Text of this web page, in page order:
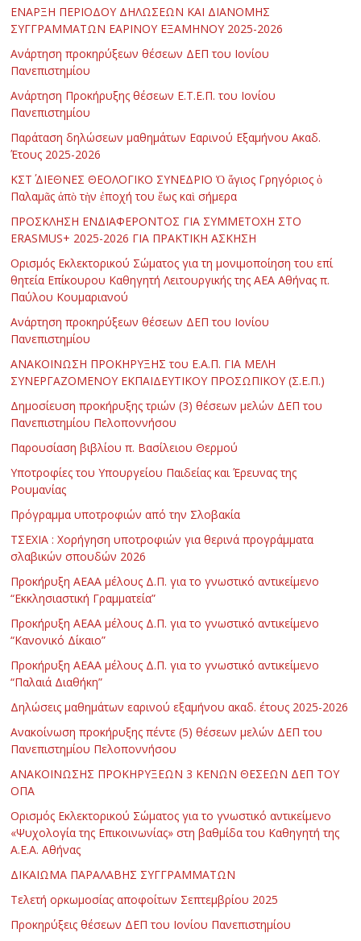
ΕΝΑΡΞΗ ΠΕΡΙΟΔΟΥ ΔΗΛΩΣΕΩΝ ΚΑΙ ΔΙΑΝΟΜΗΣ
ΣΥΓΓΡΑΜΜΑΤΩΝ ΕΑΡΙΝΟΥ ΕΞΑΜΗΝΟΥ 2025-2026
Ανάρτηση προκηρύξεων θέσεων ΔΕΠ του Ιονίου
Πανεπιστημίου
Ανάρτηση Προκήρυξης θέσεων Ε.Τ.Ε.Π. του Ιονίου
Πανεπιστημίου
Παράταση δηλώσεων μαθημάτων Εαρινού Εξαμήνου Ακαδ.
Έτους 2025-2026
ΚΣΤ΄ ΔΙΕΘΝΕΣ ΘΕΟΛΟΓΙΚΟ ΣΥΝΕΔΡΙΟ Ὁ ἅγιος Γρηγόριος ὁ
Παλαμᾶς ἀπὸ τὴν ἐποχή του ἕως καὶ σήμερα
ΠΡΟΣΚΛΗΣΗ ΕΝΔΙΑΦΕΡΟΝΤΟΣ ΓΙΑ ΣΥΜΜΕΤΟΧΗ ΣΤΟ
ERASMUS+ 2025-2026 ΓΙΑ ΠΡΑΚΤΙΚΗ ΑΣΚΗΣΗ
Ορισμός Εκλεκτορικού Σώματος για τη μονιμοποίηση του επί
θητεία Επίκουρου Καθηγητή Λειτουργικής της ΑΕΑ Αθήνας π.
Παύλου Κουμαριανού
Ανάρτηση προκηρύξεων θέσεων ΔΕΠ του Ιονίου
Πανεπιστημίου
ΑΝΑΚΟΙΝΩΣΗ ΠΡΟΚΗΡΥΞΗΣ του Ε.Α.Π. ΓΙΑ ΜΕΛΗ
ΣΥΝΕΡΓΑΖΟΜΕΝΟΥ ΕΚΠΑΙΔΕΥΤΙΚΟΥ ΠΡΟΣΩΠΙΚΟΥ (Σ.Ε.Π.)
Δημοσίευση προκήρυξης τριών (3) θέσεων μελών ΔΕΠ του
Πανεπιστημίου Πελοποννήσου
Παρουσίαση βιβλίου π. Βασίλειου Θερμού
Υποτροφίες του Υπουργείου Παιδείας και Έρευνας της
Ρουμανίας
Πρόγραμμα υποτροφιών από την Σλοβακία
ΤΣΕΧΙΑ : Χορήγηση υποτροφιών για θερινά προγράμματα
σλαβικών σπουδών 2026
Προκήρυξη ΑΕΑΑ μέλους Δ.Π. για το γνωστικό αντικείμενο
“Εκκλησιαστική Γραμματεία”
Προκήρυξη ΑΕΑΑ μέλους Δ.Π. για το γνωστικό αντικείμενο
“Κανονικό Δίκαιο”
Προκήρυξη ΑΕΑΑ μέλους Δ.Π. για το γνωστικό αντικείμενο
“Παλαιά Διαθήκη”
Δηλώσεις μαθημάτων εαρινού εξαμήνου ακαδ. έτους 2025-2026
Ανακοίνωση προκήρυξης πέντε (5) θέσεων μελών ΔΕΠ του
Πανεπιστημίου Πελοποννήσου
ΑΝΑΚΟΙΝΩΣΗΣ ΠΡΟΚΗΡΥΞΕΩΝ 3 ΚΕΝΩΝ ΘΕΣΕΩΝ ΔΕΠ ΤΟΥ
ΟΠΑ
Ορισμός Εκλεκτορικού Σώματος για το γνωστικό αντικείμενο
«Ψυχολογία της Επικοινωνίας» στη βαθμίδα του Καθηγητή της
Α.Ε.Α. Αθήνας
ΔΙΚΑΙΩΜΑ ΠΑΡΑΛΑΒΗΣ ΣΥΓΓΡΑΜΜΑΤΩΝ
Τελετή ορκωμοσίας αποφοίτων Σεπτεμβρίου 2025
Προκηρύξεις θέσεων ΔΕΠ του Ιονίου Πανεπιστημίου